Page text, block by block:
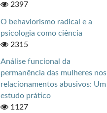
2397
O behaviorismo radical e a
psicologia como ciência
2315
Análise funcional da
permanência das mulheres nos
relacionamentos abusivos: Um
estudo prático
1127